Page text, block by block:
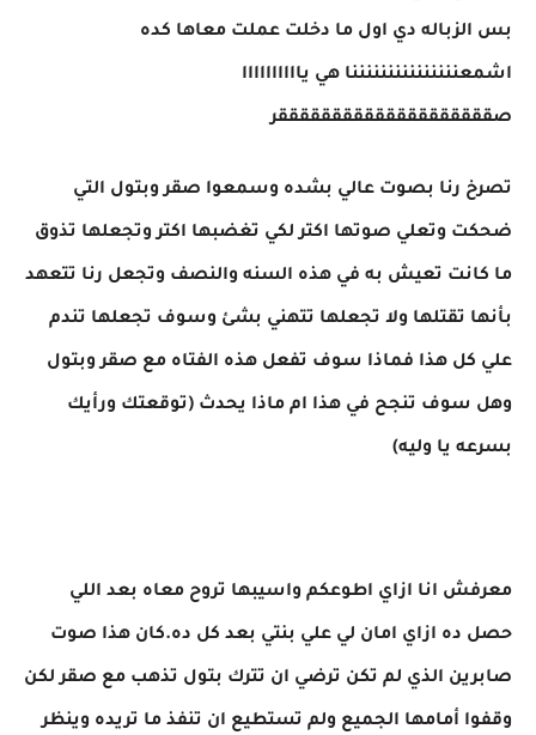
بس الزباله دي اول ما دخلت عملت معاها كده
اشمعنننننننننننننننا هي ياااااااااا
صققققققققققققققققققققر
تصرخ رنا بصوت عالي بشده وسمعوا صقر وبتول التي
ضحكت وتعلي صوتها اكتر لكي تغضبها اكتر وتجعلها تذوق
ما كانت تعيش به في هذه السنه والنصف وتجعل رنا تتعهد
بأنها تقتلها ولا تجعلها تتهني بشئ وسوف تجعلها تندم
علي كل هذا فماذا سوف تفعل هذه الفتاه مع صقر وبتول
وهل سوف تنجح في هذا ام ماذا يحدث (توقعتك ورأيك
بسرعه يا وليه)
معرفش انا ازاي اطوعكم واسيبها تروح معاه بعد اللي
حصل ده ازاي امان لي علي بنتي بعد كل ده.كان هذا صوت
صابرين الذي لم تكن ترضي ان تترك بتول تذهب مع صقر لكن
وقفوا أمامها الجميع ولم تستطيع ان تنفذ ما تريده وينظر